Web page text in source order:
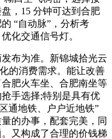
，15 分钟可达到合肥
“自动脉”，分析考
化交通信号灯。
布为准。新锦城拾光云
的消费需求。能让改善
肥火车坐、合肥南坐等
手选择;特别是具有优
通地铁、户户近地铁”
的办事，配套完美，同
又构成了合理的价钱梯